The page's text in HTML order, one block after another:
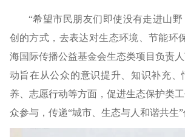
“希望市民朋友们即使没有走进山
创的方式，去表达对生态环境、节能环
海国际传播公益基金会生态类项目负责
动旨在从公众的意识提升、知识补充、
养、志愿行动等方面，促进生态保护类
众参与，传递“城市、生态与人和谐共生”